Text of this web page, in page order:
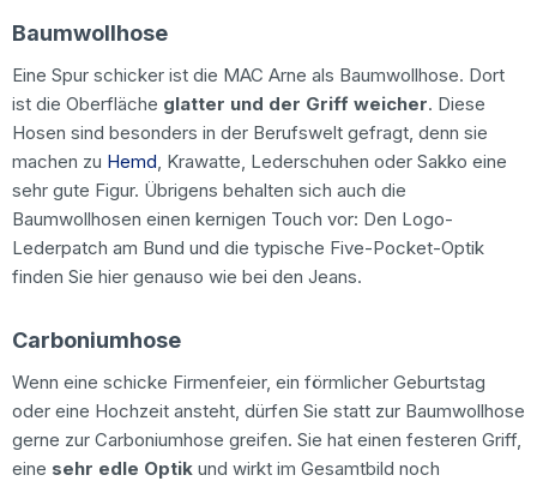
Baumwollhose
Eine Spur schicker ist die MAC Arne als Baumwollhose. Dort
ist die Oberfläche glatter und der Griff weicher. Diese
Hosen sind besonders in der Berufswelt gefragt, denn sie
machen zu Hemd, Krawatte, Lederschuhen oder Sakko eine
sehr gute Figur. Übrigens behalten sich auch die
Baumwollhosen einen kernigen Touch vor: Den Logo-
Lederpatch am Bund und die typische Five-Pocket-Optik
finden Sie hier genauso wie bei den Jeans.
Carboniumhose
Wenn eine schicke Firmenfeier, ein förmlicher Geburtstag
oder eine Hochzeit ansteht, dürfen Sie statt zur Baumwollhose
gerne zur Carboniumhose greifen. Sie hat einen festeren Griff,
eine sehr edle Optik und wirkt im Gesamtbild noch